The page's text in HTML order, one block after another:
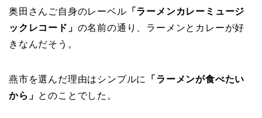
奥田さんご自身のレーベル 「ラーメンカレーミュージ
ックレコード」 の名前の通り、ラーメンとカレーが好
きなんだそう。
燕市を選んだ理由はシンプルに
「ラーメンが食べたい
から」 とのことでした。